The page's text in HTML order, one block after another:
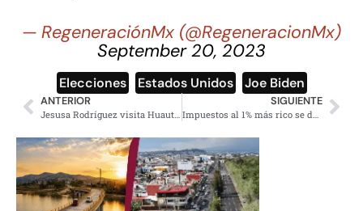
— RegeneraciónMx (@RegeneracionMx)
September 20, 2023
Elecciones Estados Unidos Joe Biden
ANTERIOR SIGUIENTE